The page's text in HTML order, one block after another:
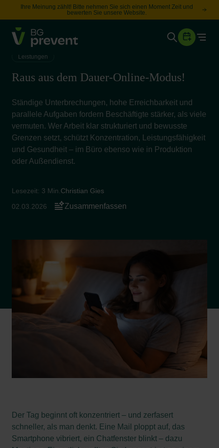
Ihre Meinung zählt! Bitte nehmen Sie sich einen Moment Zeit und
bewerten Sie unsere Website.
Gesundheit
Sicherheit
Karriere
Unternehmen
Wissen
Suche
Leistungen
Raus aus dem Dauer-Online-Modus!
Ständige Unterbrechungen, hohe Erreichbarkeit und
parallele Aufgaben fordern Beschäftigte stärker, als viele
vermuten. Wer Arbeit klar strukturiert und bewusste
Grenzen setzt, schützt Konzentration, Leistungsfähigkeit
und Gesundheit – im Büro ebenso wie in Produktion
oder Außendienst.
Lesezeit: 3 Min. Christian Gies
02.03.2026
Zusammenfassen
Der Tag beginnt oft konzentriert – und zerfasert
schneller, als man denkt. Eine Mail ploppt auf, das
Smartphone vibriert, ein Chatfenster blinkt – dazu